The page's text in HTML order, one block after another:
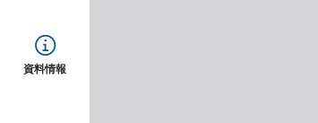
資料情報